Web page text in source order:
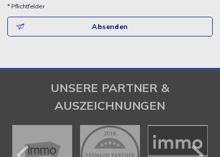
* Pflichtfelder
Absenden
UNSERE PARTNER &
AUSZEICHNUNGEN